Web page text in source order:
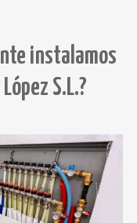
instalamos
S.L.?